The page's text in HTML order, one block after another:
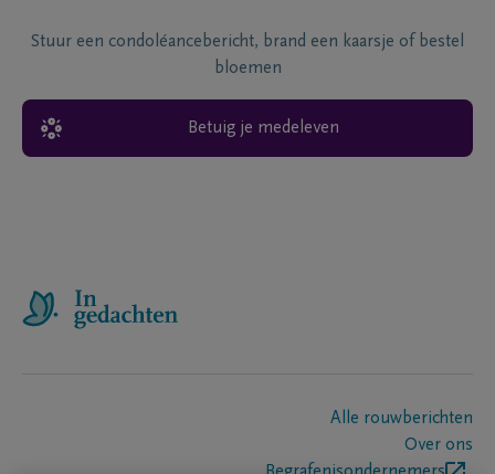
Stuur een condoléancebericht, brand een kaarsje of bestel
bloemen
Betuig je medeleven
Alle rouwberichten
Over ons